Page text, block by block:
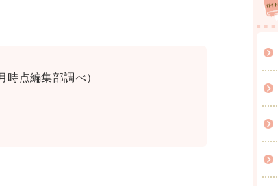
点編集部調べ）